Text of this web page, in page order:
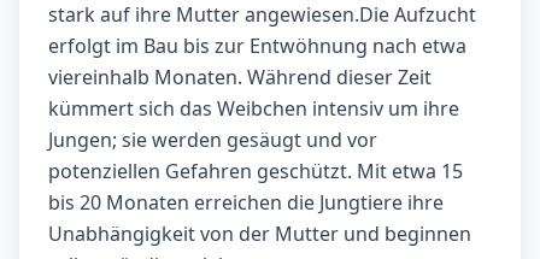
stark auf ihre Mutter angewiesen.Die Aufzucht
erfolgt im Bau bis zur Entwöhnung nach etwa
viereinhalb Monaten. Während dieser Zeit
kümmert sich das Weibchen intensiv um ihre
Jungen; sie werden gesäugt und vor
potenziellen Gefahren geschützt. Mit etwa 15
bis 20 Monaten erreichen die Jungtiere ihre
Unabhängigkeit von der Mutter und beginnen